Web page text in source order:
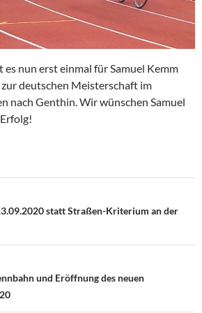
nun erst einmal für Samuel Kemm
deutschen Meisterschaft im
nach Genthin. Wir wünschen Samuel
statt Straßen-Kriterium an der
und Eröffnung des neuen